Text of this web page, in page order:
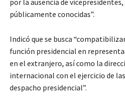
por la ausencia de
públicamente conocidas”.
Indicó que se busca
función presidencial en
en el extranjero, así como la
internacional con el ejercicio de
despacho presidencial”.